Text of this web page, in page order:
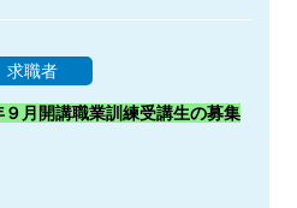
求職者
月開講職業訓練受講生の募集